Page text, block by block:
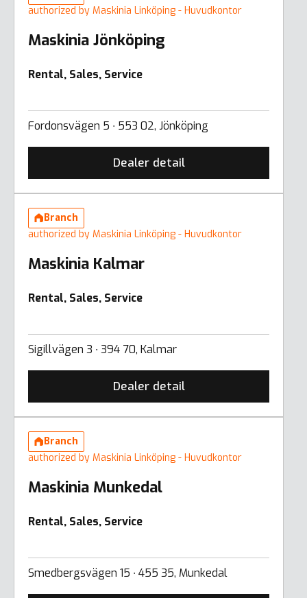
authorized by Maskinia Linköping - Huvudkontor
Maskinia Jönköping
Rental, Sales, Service
Fordonsvägen 5 ∙ 553 02, Jönköping
Dealer detail
Branch
authorized by Maskinia Linköping - Huvudkontor
Maskinia Kalmar
Rental, Sales, Service
Sigillvägen 3 ∙ 394 70, Kalmar
Dealer detail
Branch
authorized by Maskinia Linköping - Huvudkontor
Maskinia Munkedal
Rental, Sales, Service
Smedbergsvägen 15 ∙ 455 35, Munkedal